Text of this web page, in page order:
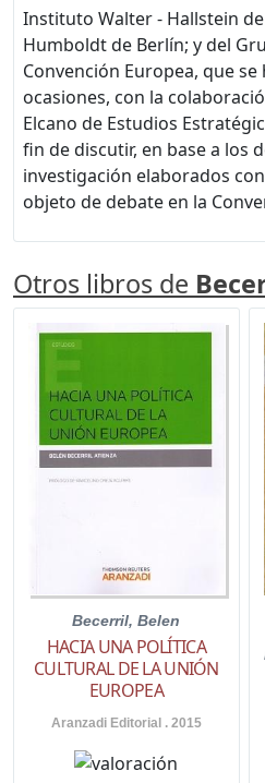
Instituto Walter - Hallstein
Humboldt de Berlín; y del
Convención Europea, que
ocasiones, con la
Elcano de Estudios
fin de discutir, en base a los
investigación elaborados
objeto de debate en la
Otros libros de
Becerril, Belen
HACIA UNA POLÍTICA
CULTURAL DE LA UNIÓN
EUROPEA
Aranzadi Editorial . 2015